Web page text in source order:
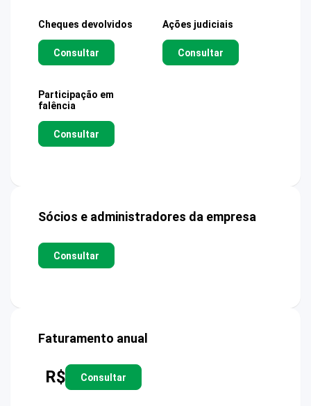
Cheques devolvidos
Consultar
Ações judiciais
Consultar
Participação em
falência
Consultar
Sócios e administradores da empresa
Consultar
Faturamento anual
R$ Consultar